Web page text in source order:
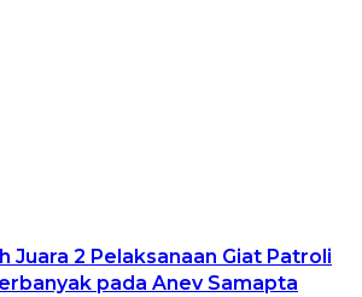
Juara 2 Pelaksanaan Giat Patroli
pada Anev Samapta